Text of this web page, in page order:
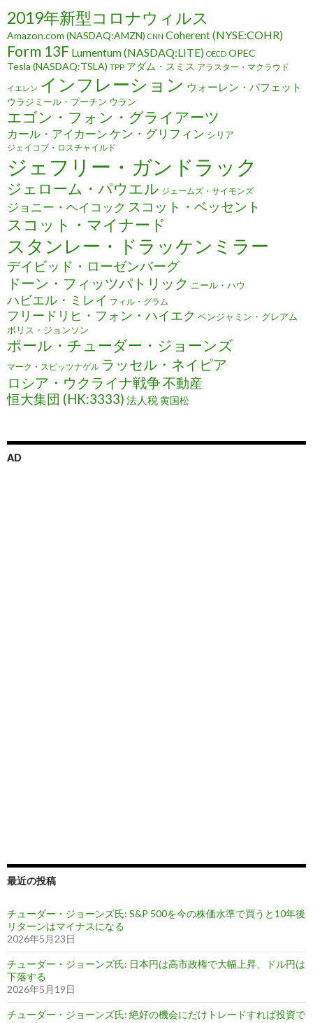
2019年新型コロナウィルス
Amazon.com (NASDAQ:AMZN) CNN Coherent (NYSE:COHR)
Form 13F Lumentum (NASDAQ:LITE) OECD OPEC
Tesla (NASDAQ:TSLA) TPP アダム・スミス アラスター・マクラウド
イエレン インフレーション ウォーレン・バフェット
ウラジミール・プーチン ウラン
エゴン・フォン・グライアーツ
カール・アイカーン ケン・グリフィン シリア
ジェイコブ・ロスチャイルド
ジェフリー・ガンドラック
ジェローム・パウエル ジェームズ・サイモンズ
ジョニー・ヘイコック スコット・ベッセント
スコット・マイナード
スタンレー・ドラッケンミラー
デイビッド・ローゼンバーグ
ドーン・フィッツパトリック ニール・ハウ
ハビエル・ミレイ フィル・グラム
フリードリヒ・フォン・ハイエク ベンジャミン・グレアム
ボリス・ジョンソン
ポール・チューダー・ジョーンズ
マーク・スピッツナゲル ラッセル・ネイピア
ロシア・ウクライナ戦争不動産
恒大集団 (HK:3333) 法人税黄国松
AD
最近の投稿
チューダー・ジョーンズ氏: S&P 500を今の株価水準で買うと10年後
リターンはマイナスになる
2026年5月23日
チューダー・ジョーンズ氏: 日本円は高市政権で大幅上昇、ドル円は
下落する
2026年5月19日
チューダー・ジョーンズ氏: 絶好の機会にだけトレードすれば投資で